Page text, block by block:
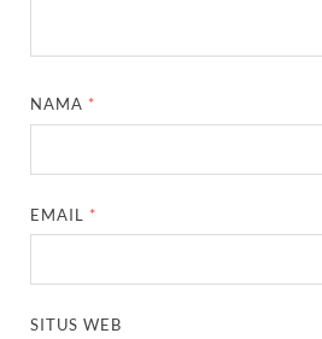
NAMA *
EMAIL *
SITUS WEB